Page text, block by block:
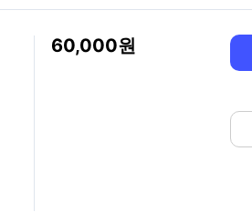
60,000